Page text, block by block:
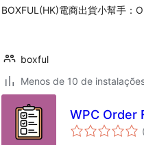
BOXFUL(HK)電商出貨小幫手
boxful
Menos de 10 de
WPC Order